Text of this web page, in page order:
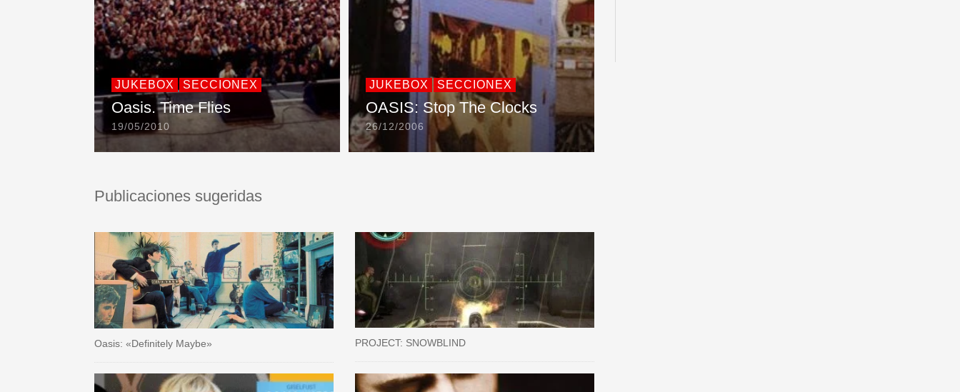
JUKEBOX SECCIONEX
Oasis. Time Flies
19/05/2010
JUKEBOX SECCIONEX
OASIS: Stop The Clocks
26/12/2006
Publicaciones sugeridas
Oasis: «Definitely Maybe» PROJECT: SNOWBLIND